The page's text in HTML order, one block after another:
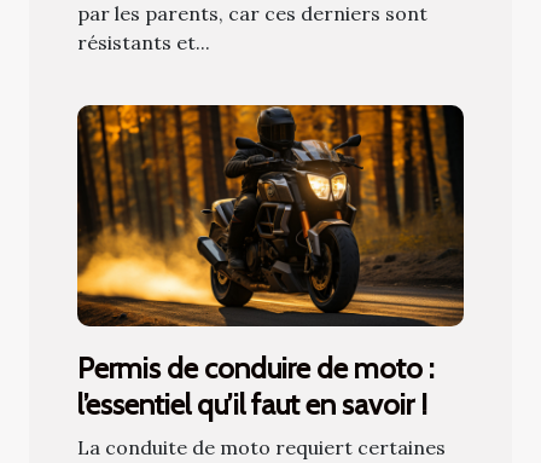
par les parents, car ces derniers sont
résistants et...
Permis de conduire de moto :
l’essentiel qu’il faut en savoir !
La conduite de moto requiert certaines